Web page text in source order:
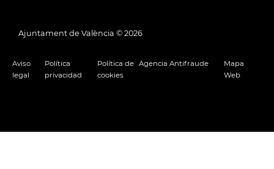
Ajuntament de València © 2026
Aviso
legal
Política
privacidad
Política de
cookies
Agencia Antifraude
Mapa
Web